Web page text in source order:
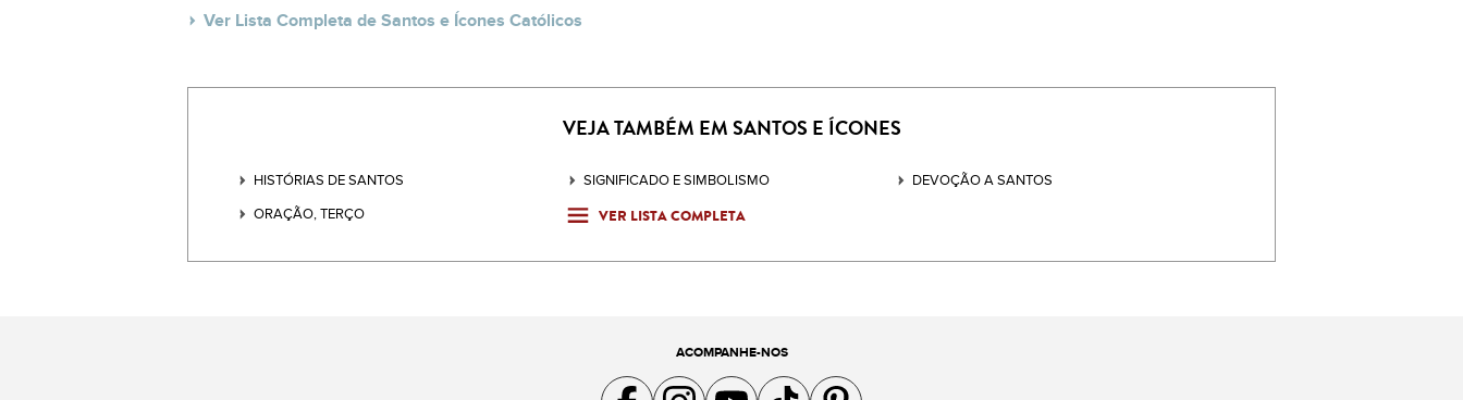
Ver Lista Completa de Santos e Ícones Católicos
VEJA TAMBÉM EM SANTOS E ÍCONES
HISTÓRIAS DE SANTOS SIGNIFICADO E SIMBOLISMO
DEVOÇÃO A SANTOS
ORAÇÃO, TERÇO
VER LISTA COMPLETA
ACOMPANHE-NOS
Acompanhe a gente no Facebook
Acompanhe a gente no Instagram
Acompanhe a gente no YouTube
Acompanhe a gente no TikTok
Acompanhe a gente no Pinterest